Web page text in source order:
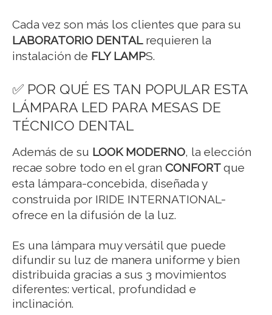
Cada vez son más los clientes que para su
LABORATORIO DENTALrequieren la
instalación de FLY LAMPS.
✅ POR QUÉ ES TAN POPULAR ESTA
LÁMPARA LED PARA MESAS DE
TÉCNICO DENTAL
Además de su LOOK MODERNO, la elección
recae sobre todo en el gran CONFORTque
esta lámpara-concebida, diseñada y
construida por IRIDE INTERNATIONAL-
ofrece en la difusión de la luz.
Es una lámpara muy versátil que puede
difundir su luz de manera uniforme y bien
distribuida gracias a sus 3 movimientos
diferentes: vertical, profundidad e
inclinación.